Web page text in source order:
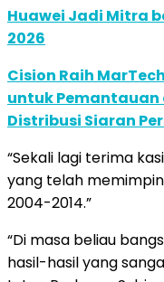
Huawei Jadi Mitra
2026
Cision Raih
untuk Pemantauan
Distribusi Siaran
“Sekali lagi terima
yang telah
2004-2014.”
“Di masa beliau
hasil-hasil yang